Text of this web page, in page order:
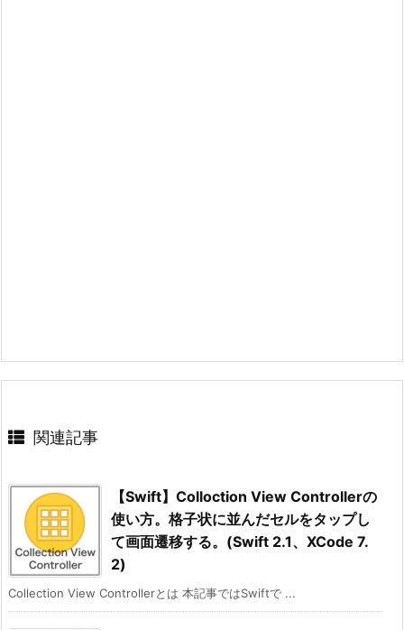
関連記事
【Swift】Colloction View Controllerの
使い方。格子状に並んだセルをタップし
て画面遷移する。(Swift 2.1、XCode 7.
2)
Collection View Controllerとは 本記事ではSwiftで ...